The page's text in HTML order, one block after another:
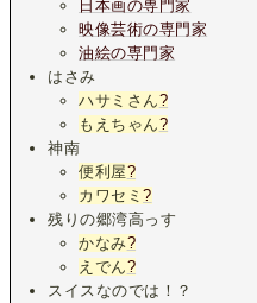
日本画の専門家
映像芸術の専門家
油絵の専門家
はさみ
ハサミさん?
もえちゃん?
神南
便利屋?
カワセミ?
残りの郷湾高っす
かなみ?
えでん?
スイスなのでは！？